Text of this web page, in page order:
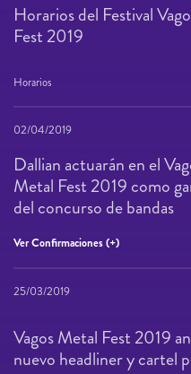
Horarios del Festival
Fest 2019
Horarios
02/04/2019
Dallian actuarán en el
Metal Fest 2019 como
del concurso de bandas
Ver Confirmaciones (+)
25/03/2019
Vagos Metal Fest 2019
nuevo headliner y cartel